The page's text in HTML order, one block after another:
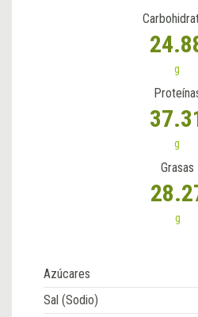
g
g
Grasas
g
Azúcares
Sal (Sodio)